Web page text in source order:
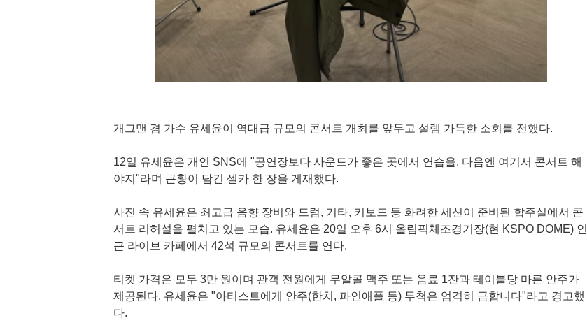
개그맨 겸 가수 유세윤이 역대급 규모의 콘서트 개최를 앞두고 설렘 가득한 소회를 전했다.
12일 유세윤은 개인 SNS에 "공연장보다 사운드가 좋은 곳에서 연습을. 다음엔 여기서 콘서트 해
야지"라며 근황이 담긴 셀카 한 장을 게재했다.
사진 속 유세윤은 최고급 음향 장비와 드럼, 기타, 키보드 등 화려한 세션이 준비된 합주실에서 콘
서트 리허설을 펼치고 있는 모습. 유세윤은 20일 오후 6시 올림픽체조경기장(현 KSPO DOME) 인
근 라이브 카페에서 42석 규모의 콘서트를 연다.
티켓 가격은 모두 3만 원이며 관객 전원에게 무알콜 맥주 또는 음료 1잔과 테이블당 마른 안주가
제공된다. 유세윤은 "아티스트에게 안주(한치, 파인애플 등) 투척은 엄격히 금합니다"라고 경고했
다.